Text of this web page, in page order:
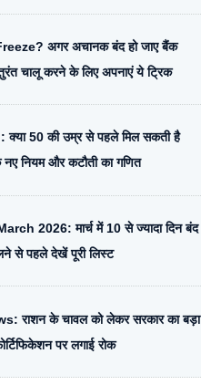
अगर अचानक बंद हो जाए बैंक
तुरंत चालू करने के लिए अपनाएं ये ट्रिक
50 की उम्र से पहले मिल सकती है
नियम और कटौती का गणित
2026: मार्च में 10 से ज्यादा दिन बंद
से पहले देखें पूरी लिस्ट
राशन के चावल को लेकर सरकार का बड़ा
पर लगाई रोक